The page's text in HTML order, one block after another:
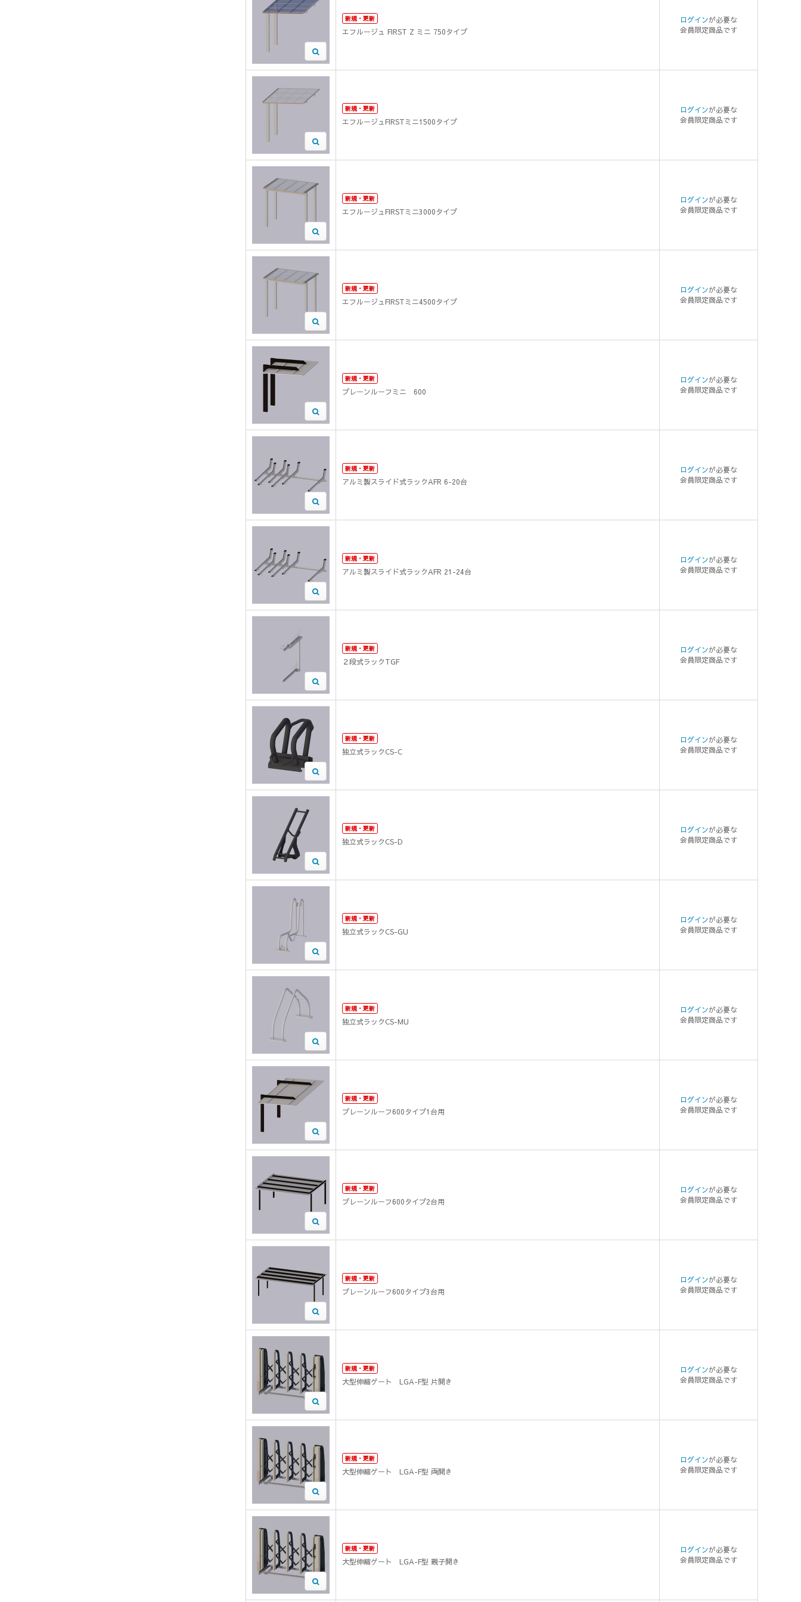
新規・更新
エフルージュ FIRST Z ミニ 750タイプ
ログインが必要な
会員限定商品です
新規・更新
エフルージュFIRSTミニ1500タイプ
ログインが必要な
会員限定商品です
新規・更新
エフルージュFIRSTミニ3000タイプ
ログインが必要な
会員限定商品です
新規・更新
エフルージュFIRSTミニ4500タイプ
ログインが必要な
会員限定商品です
新規・更新
プレーンルーフミニ 600
ログインが必要な
会員限定商品です
新規・更新
アルミ製スライド式ラックAFR 6-20台
ログインが必要な
会員限定商品です
新規・更新
アルミ製スライド式ラックAFR 21-24台
ログインが必要な
会員限定商品です
新規・更新
２段式ラックTGF
ログインが必要な
会員限定商品です
新規・更新
独立式ラックCS-C
ログインが必要な
会員限定商品です
新規・更新
独立式ラックCS-D
ログインが必要な
会員限定商品です
新規・更新
独立式ラックCS-GU
ログインが必要な
会員限定商品です
新規・更新
独立式ラックCS-MU
ログインが必要な
会員限定商品です
新規・更新
プレーンルーフ600タイプ1台用
ログインが必要な
会員限定商品です
新規・更新
プレーンルーフ600タイプ2台用
ログインが必要な
会員限定商品です
新規・更新
プレーンルーフ600タイプ3台用
ログインが必要な
会員限定商品です
新規・更新
大型伸縮ゲート LGA-F型 片開き
ログインが必要な
会員限定商品です
新規・更新
大型伸縮ゲート LGA-F型 両開き
ログインが必要な
会員限定商品です
新規・更新
大型伸縮ゲート LGA-F型 親子開き
ログインが必要な
会員限定商品です